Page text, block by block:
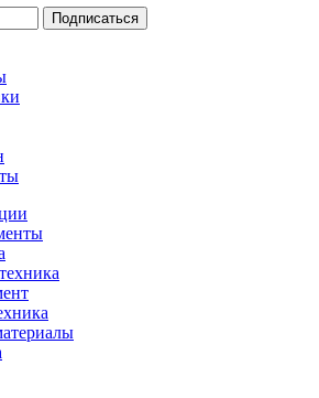
Подписаться